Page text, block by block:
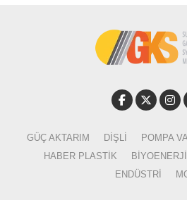
GÜÇ AKTARIM DIŞLI POMPA
HABER PLASTIK
BIYOENERJI
ENDÜSTRI